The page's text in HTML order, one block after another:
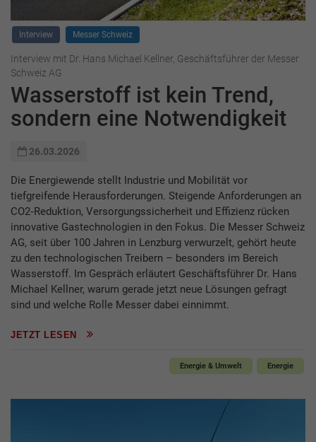
Interview Messer Schweiz
Interview mit Dr. Hans Michael Kellner, Geschäftsführer der Messer
Schweiz AG
Wasserstoff ist kein Trend,
sondern eine Notwendigkeit
26.03.2026
Die Energiewende stellt Industrie und Mobilität vor
tiefgreifende Herausforderungen. Steigende Anforderungen an
CO2‑Reduktion, Versorgungssicherheit und Effizienz rücken
innovative Gastechnologien in den Fokus. Die Messer Schweiz
AG, seit über 100 Jahren in Lenzburg verwurzelt, gehört heute
zu den technologischen Treibern – besonders im Bereich
Wasserstoff. Im Gespräch erläutert Geschäftsführer Dr. Hans
Michael Kellner, warum gerade jetzt neue Lösungen gefragt
sind und welche Rolle Messer dabei einnimmt.
JETZT LESEN
Energie & Umwelt Energie